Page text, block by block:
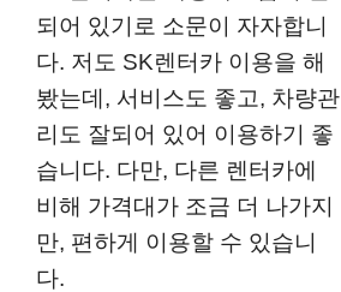
되어 있기로 소문이 자자합니
다. 저도 SK렌터카 이용을 해
봤는데, 서비스도 좋고, 차량관
리도 잘되어 있어 이용하기 좋
습니다. 다만, 다른 렌터카에
비해 가격대가 조금 더 나가지
만, 편하게 이용할 수 있습니
다.